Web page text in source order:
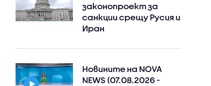
законопроект за
санкции срещу Русия и
Иран
Новините на NOVA
NEWS (07.08.2026 -